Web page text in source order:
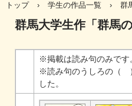
トップ › 学生の作品一覧 › 群
群馬大学生作「群馬
※掲載は読み句のみです
※読み句のうしろの（
した。